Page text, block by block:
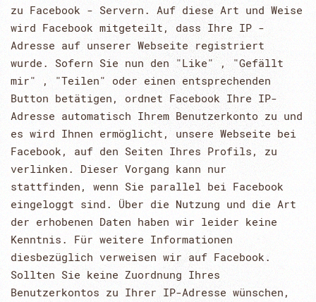
zu Facebook - Servern. Auf diese Art und Weise
wird Facebook mitgeteilt, dass Ihre IP -
Adresse auf unserer Webseite registriert
wurde. Sofern Sie nun den "Like" , "Gefällt
mir" , "Teilen" oder einen entsprechenden
Button betätigen, ordnet Facebook Ihre IP-
Adresse automatisch Ihrem Benutzerkonto zu und
es wird Ihnen ermöglicht, unsere Webseite bei
Facebook, auf den Seiten Ihres Profils, zu
verlinken. Dieser Vorgang kann nur
stattfinden, wenn Sie parallel bei Facebook
eingeloggt sind. Über die Nutzung und die Art
der erhobenen Daten haben wir leider keine
Kenntnis. Für weitere Informationen
diesbezüglich verweisen wir auf Facebook.
Sollten Sie keine Zuordnung Ihres
Benutzerkontos zu Ihrer IP-Adresse wünschen,